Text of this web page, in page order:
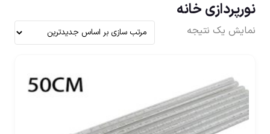
نورپردازی خانه
نمایش یک نتیجه